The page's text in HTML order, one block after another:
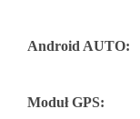
Android AUTO:
Moduł GPS: